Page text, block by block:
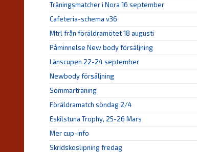
Träningsmatcher i Nora 16 september
Cafeteria-schema v36
Mtrl från föräldramötet 18 augusti
Påminnelse New body försäljning
Länscupen 22-24 september
Newbody försäljning
Sommarträning
Föräldramatch söndag 2/4
Eskilstuna Trophy, 25-26 Mars
Mer cup-info
Skridskoslipning fredag